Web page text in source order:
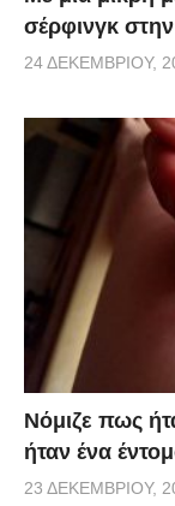
σέρφινγκ
24 ΔΕΚΕΜΒΡΊΟΥ,
Νόμιζε πως
ήταν ένα
23 ΔΕΚΕΜΒΡΊΟΥ,